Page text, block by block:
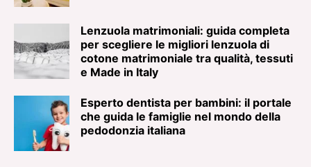
Lenzuola matrimoniali: guida completa
per scegliere le migliori lenzuola di
cotone matrimoniale tra qualità, tessuti
e Made in Italy
Esperto dentista per bambini: il portale
che guida le famiglie nel mondo della
pedodonzia italiana